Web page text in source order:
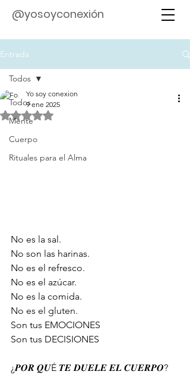
@yosoyconexión
Entrada
Todos
Mente
Cuerpo
Rituales para el Alma
Todos
Yo soy conexion
9 ene 2025
Obtuvo NaN de 5 estrellas.
No es la sal.
No son las harinas.
No es el refresco.
No es el azúcar.
No es la comida.
No es el gluten.
Son tus EMOCIONES
Son tus DECISIONES
¿𝑷𝑶𝑹 𝑸𝑼É 𝑻𝑬 𝑫𝑼𝑬𝑳𝑬 𝑬𝑳 𝑪𝑼𝑬𝑹𝑷𝑶?